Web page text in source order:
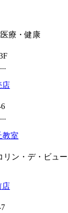
店
教室
リン・デ・ビュー
店